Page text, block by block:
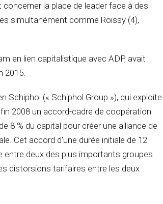
la place de leader face à des
simultanément comme Roissy (4),
en lien capitalistique avec ADP, avait
2015.
Schiphol (« Schiphol Group »), qui exploite
2008 un accord-cadre de coopération
8 % du capital pour créer une alliance de
Cet accord d’une durée initiale de 12
deux des plus importants groupes
distorsions tarifaires entre les deux